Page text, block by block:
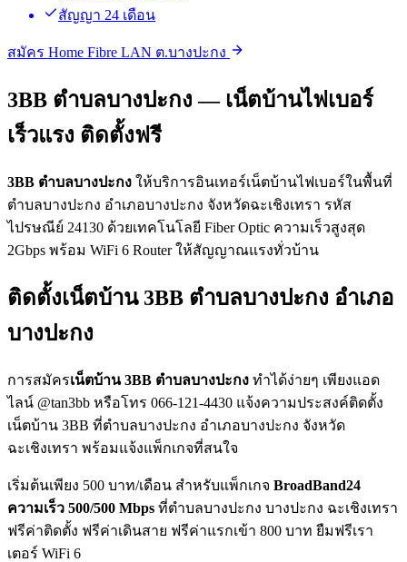
สัญญา 24 เดือน
สมัคร Home Fibre LAN ต.บางปะกง
3BB ตำบลบางปะกง — เน็ตบ้านไฟเบอร์
เร็วแรง ติดตั้งฟรี
3BB ตำบลบางปะกง ให้บริการอินเทอร์เน็ตบ้านไฟเบอร์ในพื้นที่
ตำบลบางปะกง อำเภอบางปะกง จังหวัดฉะเชิงเทรา รหัส
ไปรษณีย์ 24130 ด้วยเทคโนโลยี Fiber Optic ความเร็วสูงสุด
2Gbps พร้อม WiFi 6 Router ให้สัญญาณแรงทั่วบ้าน
ติดตั้งเน็ตบ้าน 3BB ตำบลบางปะกง อำเภอ
บางปะกง
การสมัครเน็ตบ้าน 3BB ตำบลบางปะกง ทำได้ง่ายๆ เพียงแอด
ไลน์ @tan3bb หรือโทร 066-121-4430 แจ้งความประสงค์ติดตั้ง
เน็ตบ้าน 3BB ที่ตำบลบางปะกง อำเภอบางปะกง จังหวัด
ฉะเชิงเทรา พร้อมแจ้งแพ็กเกจที่สนใจ
เริ่มต้นเพียง 500 บาท/เดือน สำหรับแพ็กเกจ BroadBand24
ความเร็ว 500/500 Mbps ที่ตำบลบางปะกง บางปะกง ฉะเชิงเทรา
ฟรีค่าติดตั้ง ฟรีค่าเดินสาย ฟรีค่าแรกเข้า 800 บาท ยืมฟรีเรา
เตอร์ WiFi 6